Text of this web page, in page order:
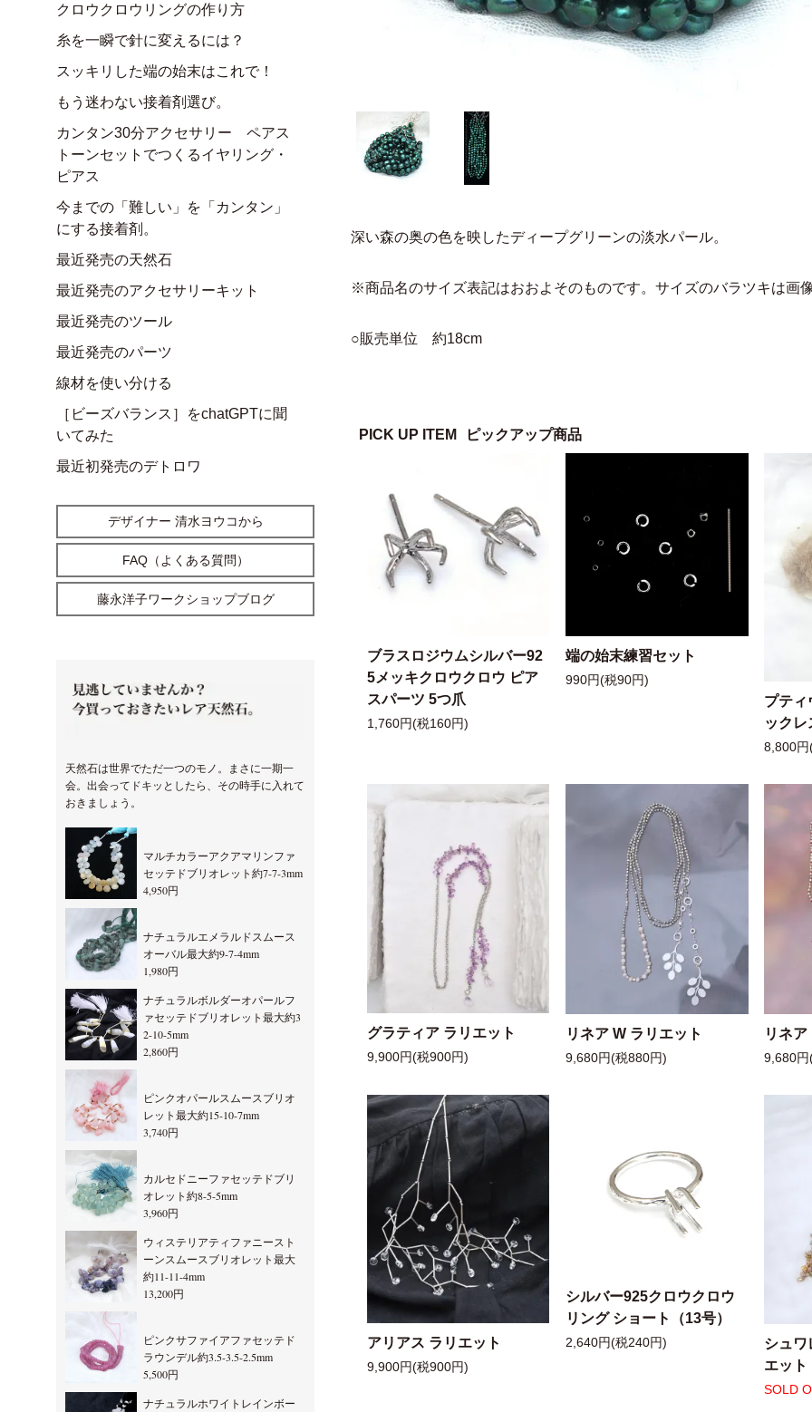
深い森の奥の色を映したディープグリーンの淡水パール。
※商品名のサイズ表記はおおよそのものです。サイズのバラツキは画
○販売単位 約18cm
PICK UP ITEM ピックアップ商品
ブラスロジウムシルバー92
5メッキクロウクロウ ピア
スパーツ 5つ爪
1,760円(税160円)
端の始末練習セット
990円(税90円)
プティ
ックレ
8,800
グラティア ラリエット
9,900円(税900円)
リネア W ラリエット
9,680円(税880円)
リネ
9,680
アリアス ラリエット
9,900円(税900円)
シルバー925クロウクロウ
リング ショート（13号）
2,640円(税240円)
シュワ
エット
SOLD
クロウクロウリングの作り方
糸を一瞬で針に変えるには？
スッキリした端の始末はこれで！
もう迷わない接着剤選び。
カンタン30分アクセサリー ペアス
トーンセットでつくるイヤリング・
ピアス
今までの「難しい」を「カンタン」
にする接着剤。
最近発売の天然石
最近発売のアクセサリーキット
最近発売のツール
最近発売のパーツ
線材を使い分ける
［ビーズバランス］をchatGPTに聞
いてみた
最近初発売のデトロワ
デザイナー 清水ヨウコから
FAQ（よくある質問）
藤永洋子ワークショップブログ
天然石は世界でただ一つのモノ。まさに一期一
会。出会ってドキッとしたら、その時手に入れて
おきましょう。
マルチカラーアクアマリンファ
セッテドブリオレット約7-7-3mm
4,950円
ナチュラルエメラルドスムース
オーバル最大約9-7-4mm
1,980円
ナチュラルボルダーオパールフ
ァセッテドブリオレット最大約3
2-10-5mm
2,860円
ピンクオパールスムースブリオ
レット最大約15-10-7mm
3,740円
カルセドニーファセッテドブリ
オレット約8-5-5mm
3,960円
ウィステリアティファニースト
ーンスムースブリオレット最大
約11-11-4mm
13,200円
ピンクサファイアファセッテド
ラウンデル約3.5-3.5-2.5mm
5,500円
ナチュラルホワイトレインボー